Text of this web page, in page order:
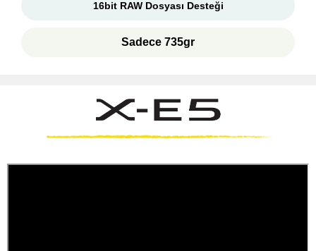
16bit RAW Dosyası Desteği
Sadece 735gr